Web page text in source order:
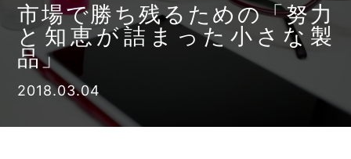
市場で勝ち残るための「努力
と知恵が詰まった小さな製
品」
2018.03.04